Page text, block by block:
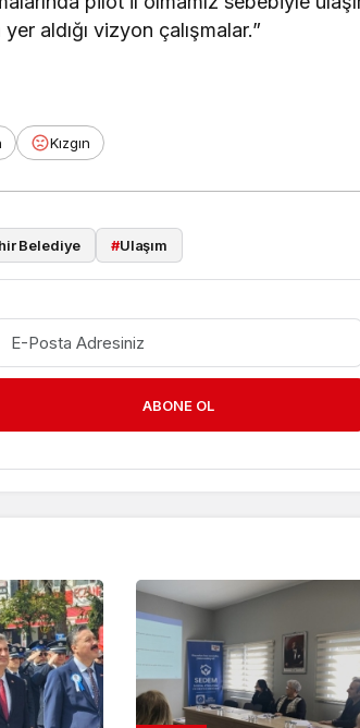
yer aldığı vizyon çalışmalar.”
Kızgın
Belediye #Ulaşım
ABONE OL